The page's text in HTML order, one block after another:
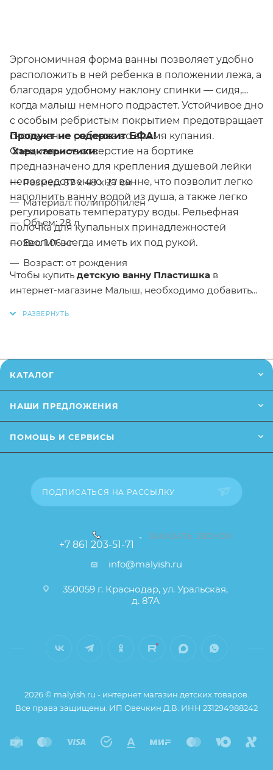
Эргономичная форма ванны позволяет удобно
расположить в ней ребенка в положении лежа, а
благодаря удобному наклону спинки — сидя,
когда малыш немного подрастет. Устойчивое дно
с особым ребристым покрытием предотвращает
скольжение ребенка во время купания.
Специальное отверстие на бортике
предназначено для крепления душевой лейки
непосредственно на ванне, что позволит легко
наполнить ванну водой из душа, а также легко
регулировать температуру воды. Рельефная
полочка для купальных принадлежностей
позволит всегда иметь их под рукой.
Продукт не содержит БФА!
Характеристики:
Размер: 87 х 48 х 27 см
Материал: полипропилен
Объем: 28 л
Вес: 1.06 кг
Возраст: от рождения
Чтобы купить детскую ванну Пластишка в
интернет-магазине Малыш, необходимо добавить
отличаться от описания и изображения,
небольшие изменения в дизайне или упаковке и т.д.,
свойства товара), при этом основные
КАТАЛОГ
НАШИ ПРЕДЛОЖЕНИЯ
ПОМОЩЬ И СЕРВИСЫ
ПОДПИСАТЬСЯ НА РАССЫЛКУ
+7 861 203-51-71
ЗАКАЗАТЬ ЗВОНОК
info@malyish.ru
350059 г. Краснодар, ул. Уральская,
д. 87А
2026 © malyish.ru - интернет магазин детских товаров.
Все права защищены. ИП Овечкин Д.В. ИНН 231294988242